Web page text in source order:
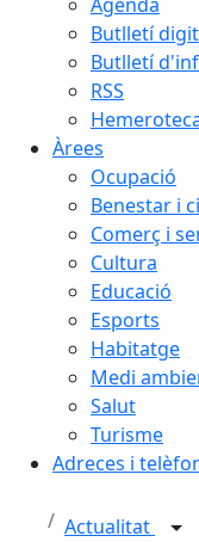
Butlletí
Butlletí
RSS
Àrees
Ocupació
Benestar i
Comerç i
Cultura
Educació
Esports
Habitatge
Medi
Salut
Turisme
Adreces i
Actualitat